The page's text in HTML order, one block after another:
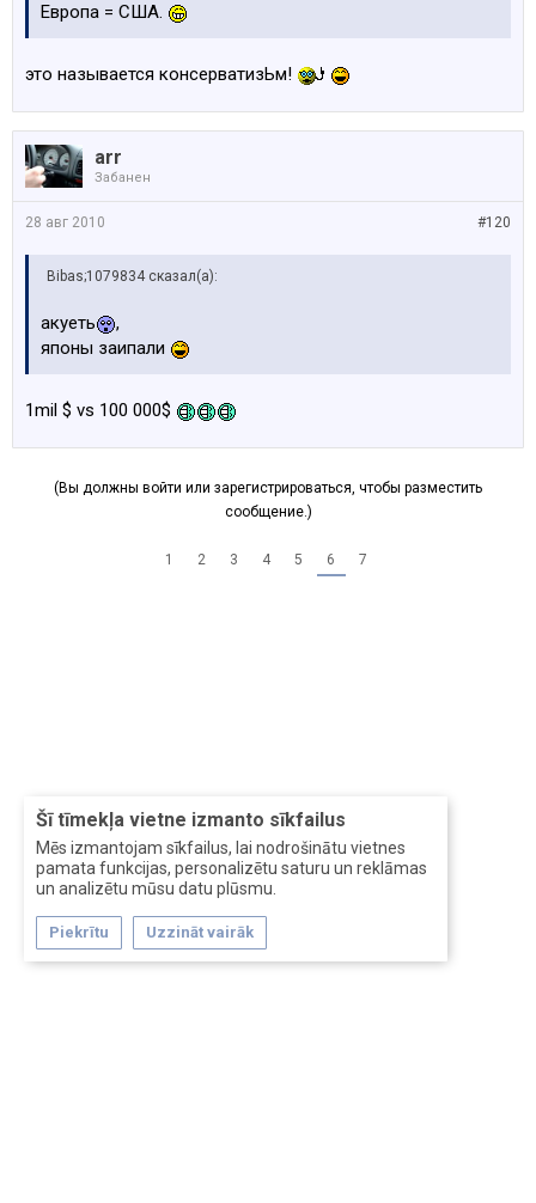
Šī tīmekļa vietne izmanto sīkfailus
Mēs izmantojam sīkfailus, lai nodrošinātu vietnes
pamata funkcijas, personalizētu saturu un reklāmas
un analizētu mūsu datu plūsmu.
Piekrītu Uzzināt vairāk
Европа = США.
это называется консерватизЬм!
arr
Забанен
#120
28 авг 2010
Bibas;1079834 сказал(а):
акуеть
,
японы заипали
1mil $ vs 100 000$
(Вы должны войти или зарегистрироваться, чтобы разместить
сообщение.)
1 2 3 4 5 6 7